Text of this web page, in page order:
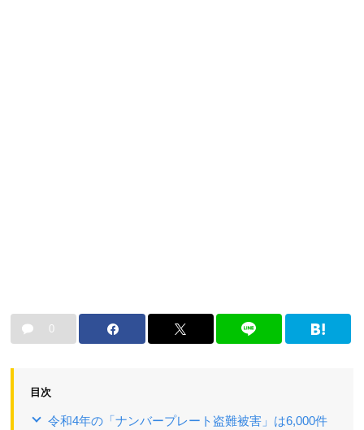
0
目次
令和4年の「ナンバープレート盗難被害」は6,000件